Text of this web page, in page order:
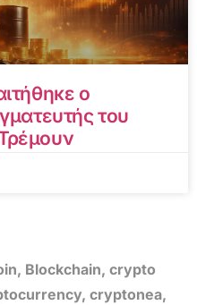
ο
του
, Blockchain, crypto
, cryptonea,